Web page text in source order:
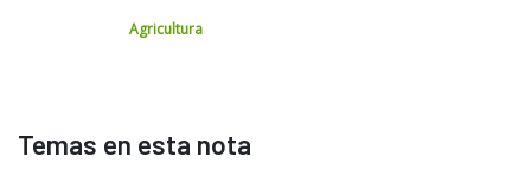
Agricultura
Temas en esta nota